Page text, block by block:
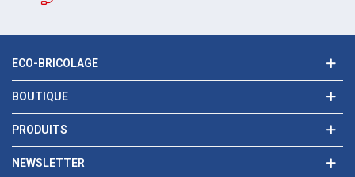
ECO-BRICOLAGE
BOUTIQUE
PRODUITS
NEWSLETTER